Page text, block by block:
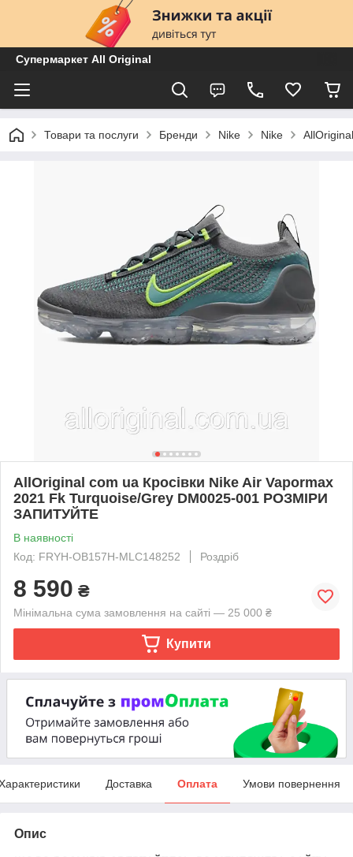
Супермаркет All Original
Товари та послуги Бренди Nike Nike
AllOriginal com ua Кросівки Nike Air Vapormax
2021 Fk Turquoise/Grey DM0025-001 РОЗМІРИ
ЗАПИТУЙТЕ
В наявності
Код: FRYH-OB157H-MLC148252
Роздріб
8 590 ₴
Мінімальна сума замовлення на сайті — 25 000 ₴
Купити
Доставка Оплата Умови повернення
Опис